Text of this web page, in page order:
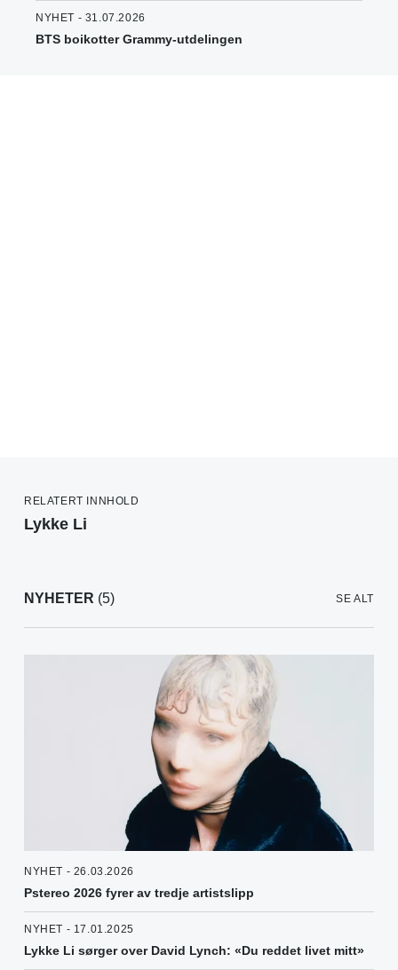
NYHET - 31.07.2026
BTS boikotter Grammy-utdelingen
RELATERT INNHOLD
Lykke Li
NYHETER (5) SE ALT
NYHET - 26.03.2026
Pstereo 2026 fyrer av tredje artistslipp
NYHET - 17.01.2025
Lykke Li sørger over David Lynch: «Du reddet livet mitt»